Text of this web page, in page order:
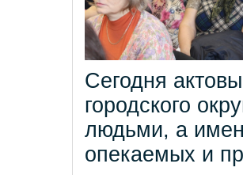
Сегодня
городского
людьми, а
опекаемых и